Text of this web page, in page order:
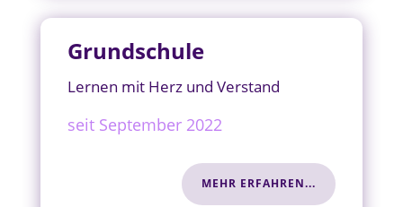
Grundschule
Lernen mit Herz und Verstand
seit September 2022
MEHR ERFAHREN...